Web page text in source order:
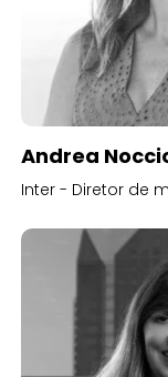
Andrea
Inter - Diretor de